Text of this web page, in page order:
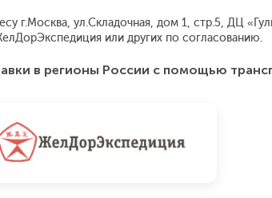
г.Москва, ул.Складочная, дом 1, стр.5, ДЦ
или других по согласованию.
в регионы России с помощью